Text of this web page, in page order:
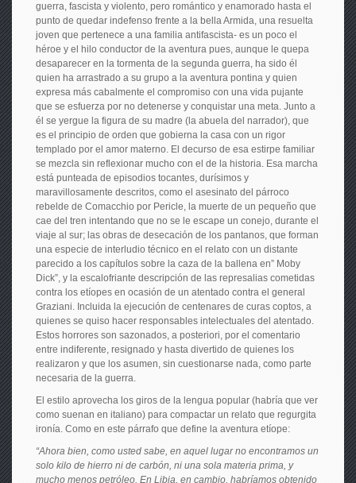
guerra, fascista y violento, pero romántico y enamorado hasta el
punto de quedar indefenso frente a la bella Armida, una resuelta
joven que pertenece a una familia antifascista- es un poco el
héroe y el hilo conductor de la aventura pues, aunque le quepa
desaparecer en la tormenta de la segunda guerra, ha sido él
quien ha arrastrado a su grupo a la aventura pontina y quien
expresa más cabalmente el compromiso con una vida pujante
que se esfuerza por no detenerse y conquistar una meta. Junto a
él se yergue la figura de su madre (la abuela del narrador), que
es el principio de orden que gobierna la casa con un rigor
templado por el amor materno. El decurso de esa estirpe familiar
se mezcla sin reflexionar mucho con el de la historia. Esa marcha
está punteada de episodios tocantes, durísimos y
maravillosamente descritos, como el asesinato del párroco
rebelde de Comacchio por Pericle, la muerte de un pequeño que
cae del tren intentando que no se le escape un conejo, durante el
viaje al sur; las obras de desecación de los pantanos, que forman
una especie de interludio técnico en el relato con un distante
parecido a los capítulos sobre la caza de la ballena en” Moby
Dick”, y la escalofriante descripción de las represalias cometidas
contra los etíopes en ocasión de un atentado contra el general
Graziani. Incluida la ejecución de centenares de curas coptos, a
quienes se quiso hacer responsables intelectuales del atentado.
Estos horrores son sazonados, a posteriori, por el comentario
entre indiferente, resignado y hasta divertido de quienes los
realizaron y que los asumen, sin cuestionarse nada, como parte
necesaria de la guerra.
El estilo aprovecha los giros de la lengua popular (habría que ver
como suenan en italiano) para compactar un relato que regurgita
ironía. Como en este párrafo que define la aventura etíope:
“Ahora bien, como usted sabe, en aquel lugar no encontramos un
solo kilo de hierro ni de carbón, ni una sola materia prima, y
mucho menos petróleo. En Libia, en cambio, habríamos obtenido